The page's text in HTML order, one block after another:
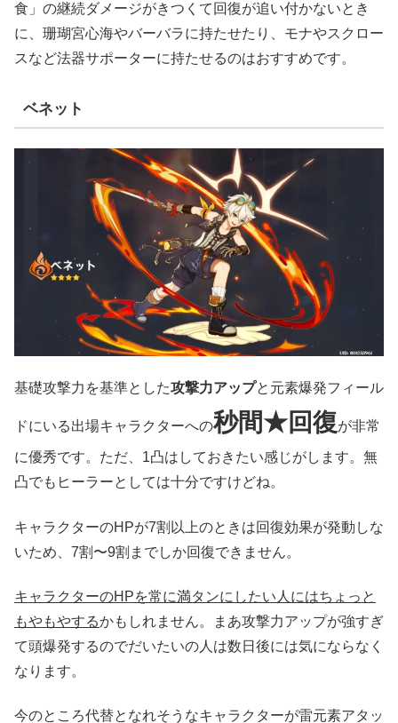
食」の継続ダメージがきつくて回復が追い付かないとき
に、珊瑚宮心海やバーバラに持たせたり、モナやスクロー
スなど法器サポーターに持たせるのはおすすめです。
ベネット
基礎攻撃力を基準とした攻撃力アップと元素爆発フィール
ドにいる出場キャラクターへの秒間★回復が非常
に優秀です。ただ、1凸はしておきたい感じがします。無
凸でもヒーラーとしては十分ですけどね。
キャラクターのHPが7割以上のときは回復効果が発動しな
いため、7割〜9割までしか回復できません。
キャラクターのHPを常に満タンにしたい人にはちょっと
もやもやするかもしれません。まあ攻撃力アップが強すぎ
て頭爆発するのでだいたいの人は数日後には気にならなく
なります。
今のところ代替となれそうなキャラクターが雷元素アタッ